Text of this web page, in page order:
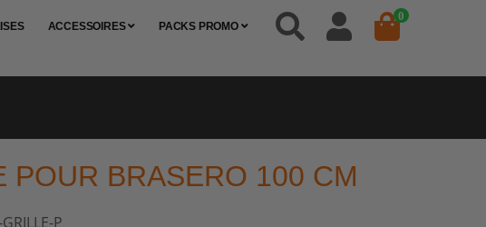
ACCESSOIRES PACKS PROMO
0
POUR BRASERO 100 CM
P